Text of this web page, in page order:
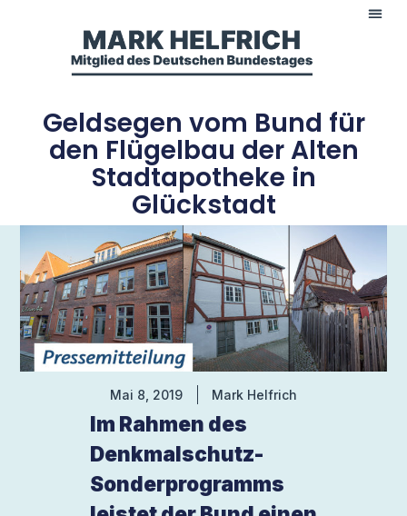
Geldsegen vom Bund für
den Flügelbau der Alten
Stadtapotheke in
Glückstadt
Mai 8, 2019 Mark Helfrich
Im Rahmen des
Denkmalschutz-
Sonderprogramms